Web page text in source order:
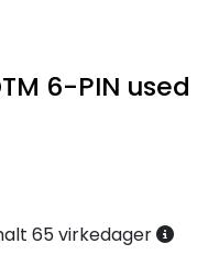
6-PIN used
65 virkedager